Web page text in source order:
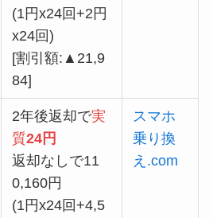
(1円x24回+2円
x24回)
[割引額:▲21,9
84]
2年後返却で実
質24円
返却なしで11
0,160円
(1円x24回+4,5
スマホ
乗り換
え.com